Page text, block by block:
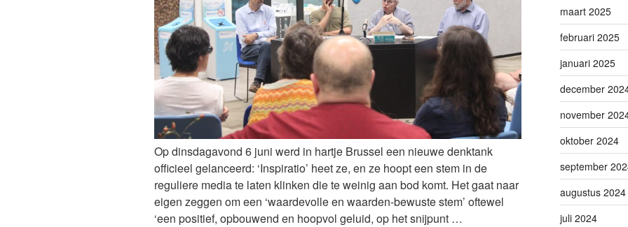
Op dinsdagavond 6 juni werd in hartje Brussel een nieuwe denktank
officieel gelanceerd: ‘Inspiratio’ heet ze, en ze hoopt een stem in de
reguliere media te laten klinken die te weinig aan bod komt. Het gaat naar
eigen zeggen om een ‘waardevolle en waarden-bewuste stem’ oftewel
‘een positief, opbouwend en hoopvol geluid, op het snijpunt …
maart 2025
februari 2025
januari 2025
december
november
oktober 2024
september
augustus 2024
juli 2024